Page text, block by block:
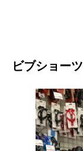
ビブショーツ